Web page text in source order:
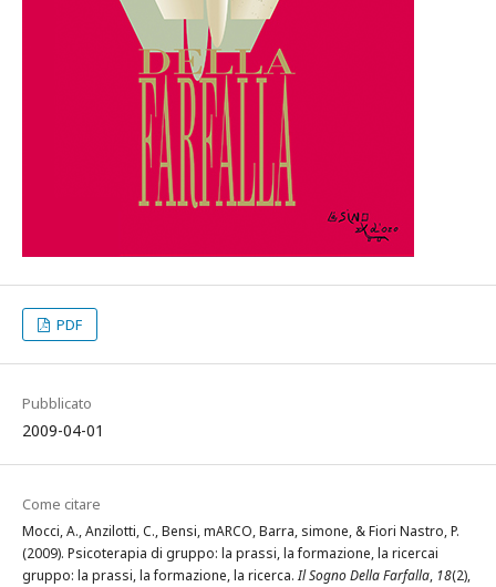
PDF
Pubblicato
2009-04-01
Come citare
Mocci, A., Anzilotti, C., Bensi, mARCO, Barra, simone, & Fiori Nastro, P.
(2009). Psicoterapia di gruppo: la prassi, la formazione, la ricercai
gruppo: la prassi, la formazione, la ricerca.Il Sogno Della Farfalla, 18(2),